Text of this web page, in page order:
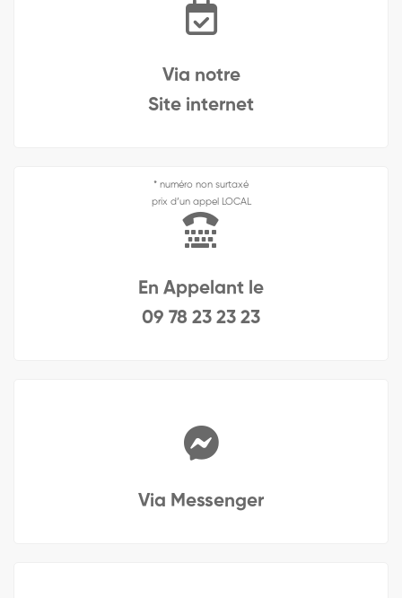
Via notre
Site internet
* numéro non surtaxé
prix d’un appel LOCAL
En Appelant le
09 78 23 23 23
Via Messenger